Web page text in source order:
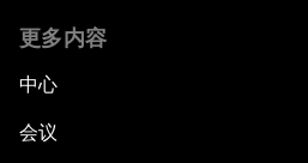
更多内容
中心
会议